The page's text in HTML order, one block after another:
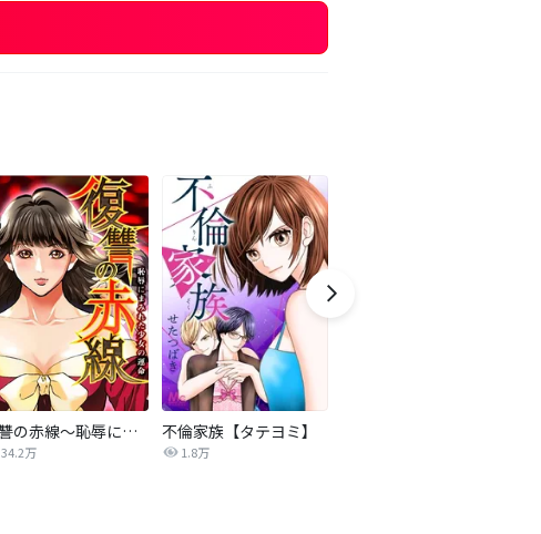
復讐の赤線～恥辱にまみれた少女の運命～【タテヨミ】
34.2万
不倫家族【タテヨミ】
1.8万